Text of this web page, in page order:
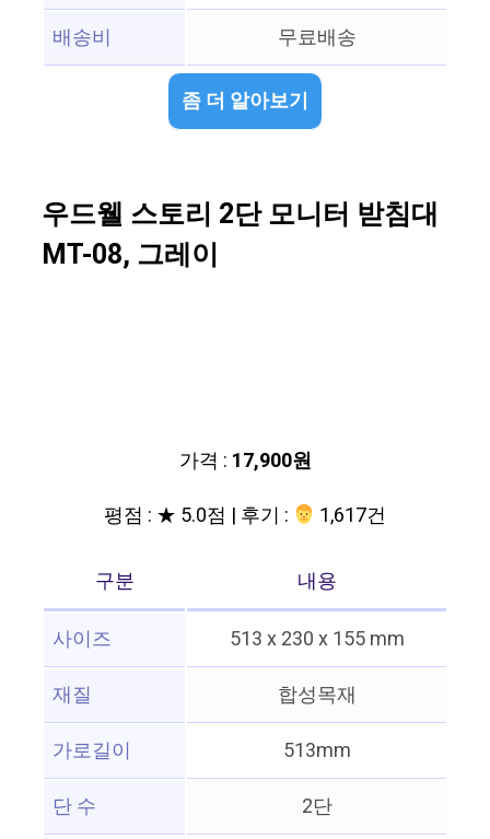
배송비 무료배송
좀 더 알아보기
우드웰 스토리 2단 모니터 받침대
MT-08, 그레이
가격 : 17,900원
평점 : ★ 5.0점 | 후기 :
‍‍ 1,617건
구분
내용
사이즈
513 x 230 x 155 mm
재질
합성목재
가로길이
513mm
단 수
2단